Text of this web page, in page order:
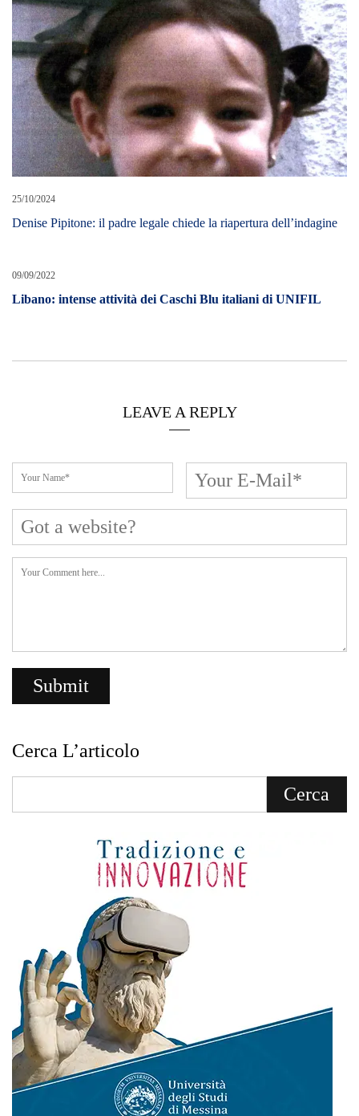
25/10/2024
Denise Pipitone: il padre legale chiede la riapertura dell’indagine
09/09/2022
Libano: intense attività dei Caschi Blu italiani di UNIFIL
LEAVE A REPLY
Cerca L’articolo